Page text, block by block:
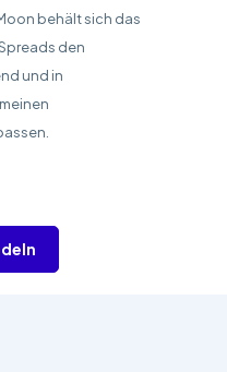
behält sich das
den
und in